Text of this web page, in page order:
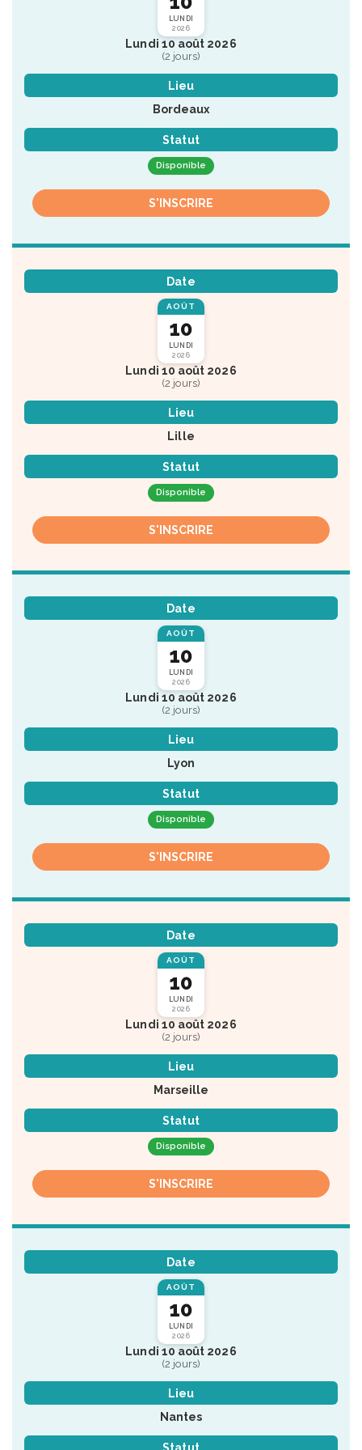
LUNDI
2026
Lundi 10 août 2026
(2 jours)
Lieu
Bordeaux
Statut
Disponible
S'INSCRIRE
Date
AOÛT
10
LUNDI
2026
Lundi 10 août 2026
(2 jours)
Lieu
Lille
Statut
Disponible
S'INSCRIRE
Date
AOÛT
10
LUNDI
2026
Lundi 10 août 2026
(2 jours)
Lieu
Lyon
Statut
Disponible
S'INSCRIRE
Date
AOÛT
10
LUNDI
2026
Lundi 10 août 2026
(2 jours)
Lieu
Marseille
Statut
Disponible
S'INSCRIRE
Date
AOÛT
10
LUNDI
2026
Lundi 10 août 2026
(2 jours)
Lieu
Nantes